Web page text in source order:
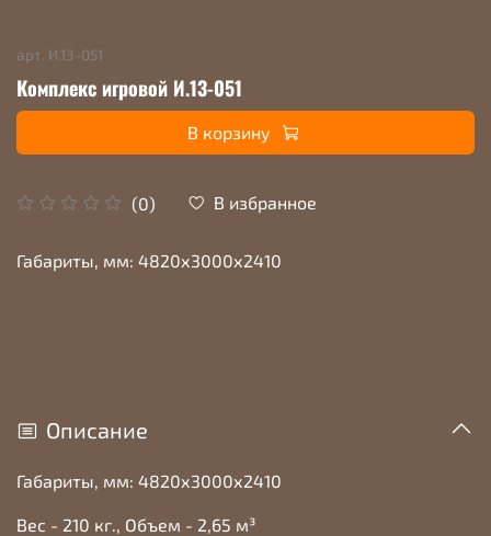
арт. И.13-051
Комплекс игровой И.13-051
(0) В избранное
В корзину
Габариты, мм: 4820х3000х2410
Описание
Габариты, мм: 4820х3000х2410
Вес - 210 кг., Объем - 2,65 м³